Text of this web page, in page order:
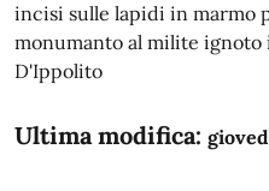
incisi sulle lapidi in marmo
monumanto al milite ignoto
D'Ippolito
Ultima modifica: